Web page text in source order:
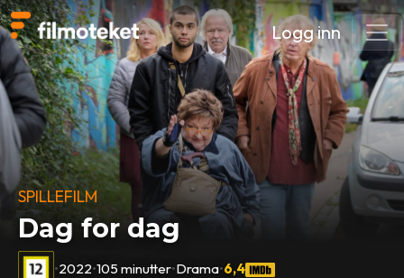
Logg inn
SPILLEFILM
Dag for dag
•2022•105 minutter•Drama•6,4